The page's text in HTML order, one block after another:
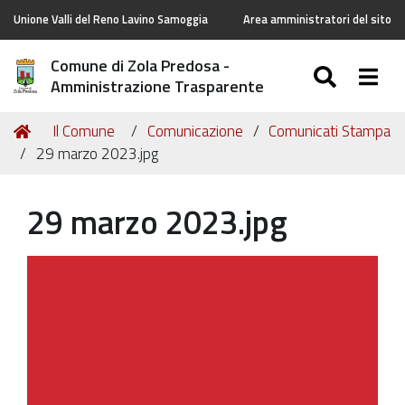
Unione Valli del Reno Lavino Samoggia Area amministratori del sito
Comune di Zola Predosa -
Amministrazione Trasparente
Tu
sei
Home
Il Comune Comunicazione
Comunicati Stampa
29 marzo 2023.jpg
29 marzo 2023.jpg